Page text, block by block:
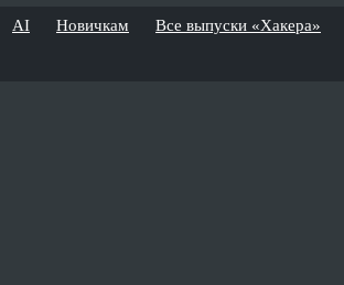
AI Новичкам Все выпуски «Хакера»